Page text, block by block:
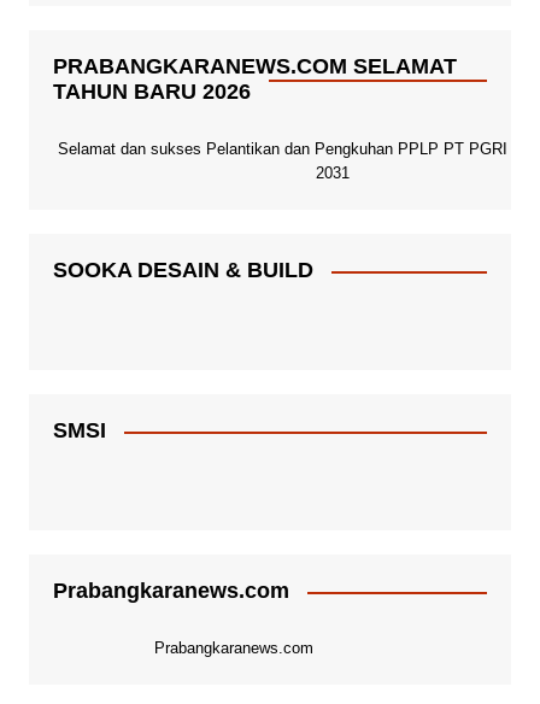
PRABANGKARANEWS.COM SELAMAT
TAHUN BARU 2026
Selamat dan sukses Pelantikan dan Pengkuhan PPLP PT PGRI
2031
SOOKA DESAIN & BUILD
SMSI
Prabangkaranews.com
Prabangkaranews.com